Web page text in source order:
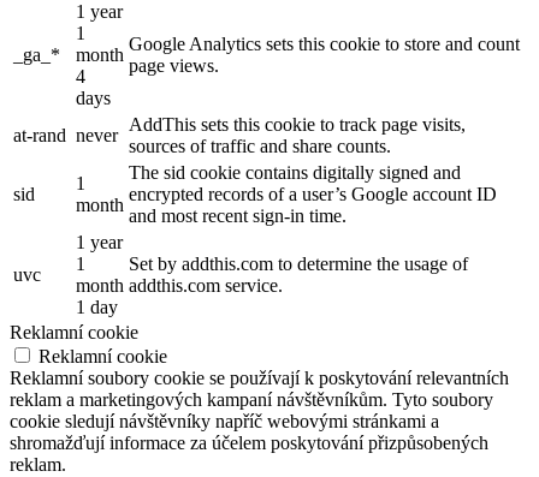
_ga_*
1 year
1
month
4
days
Google Analytics sets this cookie to store and count
page views.
at-rand never
AddThis sets this cookie to track page visits,
sources of traffic and share counts.
sid
1
month
The sid cookie contains digitally signed and
encrypted records of a user’s Google account ID
and most recent sign-in time.
uvc
1 year
1
month
1 day
Set by addthis.com to determine the usage of
addthis.com service.
Reklamní cookie
Reklamní cookie
Reklamní soubory cookie se používají k poskytování relevantních
reklam a marketingových kampaní návštěvníkům. Tyto soubory
cookie sledují návštěvníky napříč webovými stránkami a
shromažďují informace za účelem poskytování přizpůsobených
reklam.